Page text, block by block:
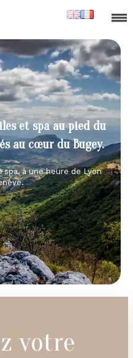
et spa au pied du
au cœur du Bugey.
à une heure de Lyon
votre